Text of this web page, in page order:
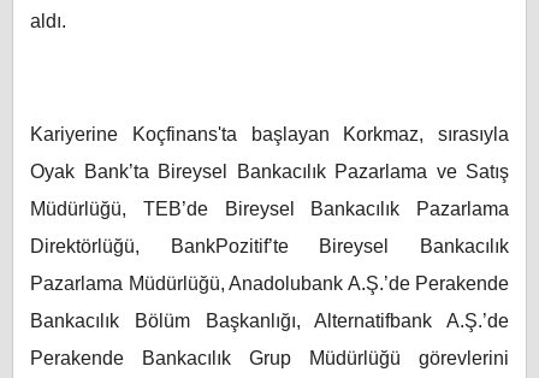
aldı.
Kariyerine Koçfinans'ta başlayan Korkmaz, sırasıyla
Oyak Bank’ta Bireysel Bankacılık Pazarlama ve Satış
Müdürlüğü, TEB’de Bireysel Bankacılık Pazarlama
Direktörlüğü, BankPozitif’te Bireysel Bankacılık
Pazarlama Müdürlüğü, Anadolubank A.Ş.’de Perakende
Bankacılık Bölüm Başkanlığı, Alternatifbank A.Ş.’de
Perakende Bankacılık Grup Müdürlüğü görevlerini